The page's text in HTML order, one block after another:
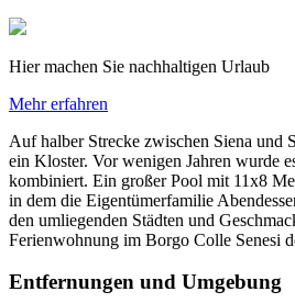
Hier machen Sie nachhaltigen Urlaub
Mehr erfahren
Auf halber Strecke zwischen Siena und
ein Kloster. Vor wenigen Jahren wurde
kombiniert. Ein großer Pool mit 11x8
in dem die Eigentümerfamilie
den umliegenden Städten und
Ferienwohnung im Borgo Colle Senesi
Entfernungen und Umgebung